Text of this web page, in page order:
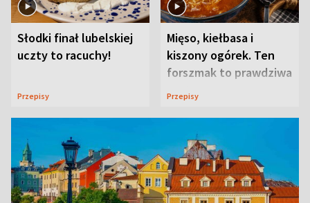
Słodki finał lubelskiej
uczty to racuchy!
Przepisy
Mięso, kiełbasa i
kiszony ogórek. Ten
forszmak to prawdziwa
uczta
Przepisy